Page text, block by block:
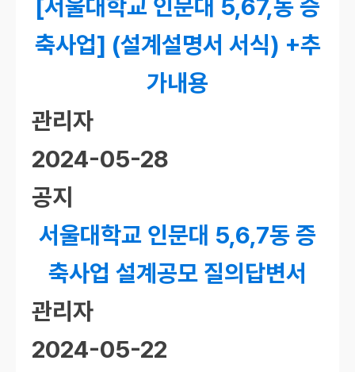
[서울대학교 인문대 5,67,동 증
축사업] (설계설명서 서식) +추
가내용
관리자
2024-05-28
공지
서울대학교 인문대 5,6,7동 증
축사업 설계공모 질의답변서
관리자
2024-05-22